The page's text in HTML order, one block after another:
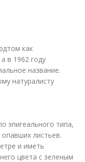
как
в 1962 году
название.
натуралисту
эпигеального типа,
листьев.
и иметь
цвета с зеленым